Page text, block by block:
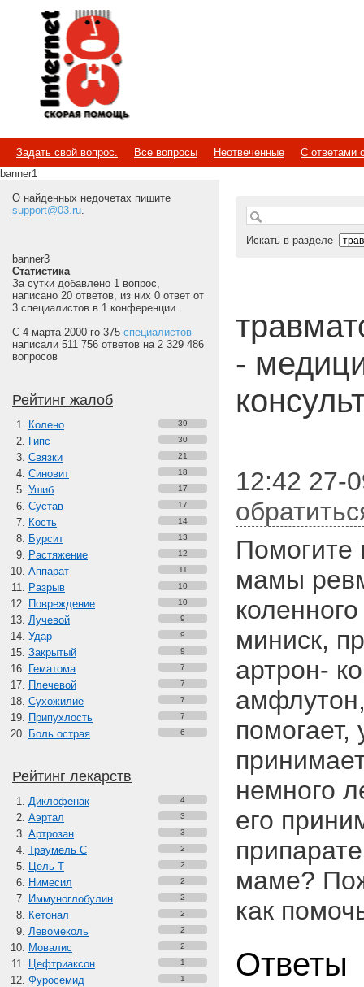
Internet
Скорая помощь
Задать свой вопрос. Все вопросы Неотвеченные
С ответами
banner1
О найденных недочетах пишите
support@03.ru.
banner3
Статистика
За сутки добавлено 1 вопрос,
написано 20 ответов, из них 0 ответ от
3 специалистов в 1 конференции.
С 4 марта 2000-го 375 специалистов
написали 511 756 ответов на 2 329 486
вопросов
Рейтинг жалоб
Колено 39
Гипс 30
Связки 21
Синовит 18
Ушиб 17
Сустав 17
Кость 14
Бурсит 13
Растяжение 12
Аппарат 11
Разрыв 10
Повреждение 10
Лучевой 9
Удар 9
Закрытый 9
Гематома 7
Плечевой 7
Сухожилие 7
Припухлость 7
Боль острая 6
Рейтинг лекарств
Диклофенак 4
Аэртал 3
Артрозан 3
Траумель С 2
Цель Т 2
Нимесил 2
Иммуноглобулин 2
Кетонал 2
Левомеколь 2
Мовалис 2
Цефтриаксон 1
Фуросемид 1
Искать в разделе
-
12:42 27-
Помогите
мамы
миниск,
артрон-
немного
его
маме?
как
Ответы